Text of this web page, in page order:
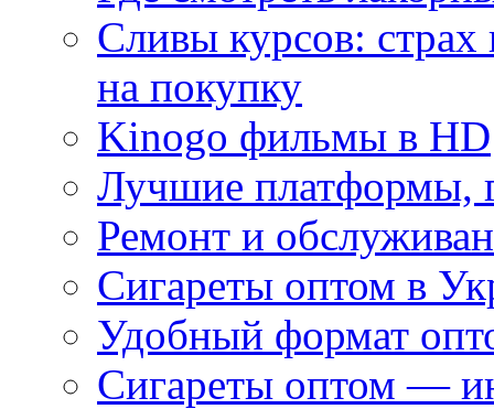
Сливы курсов:
на покупку
Kinogo фильмы в HD
Лучшие платформы,
Ремонт и
Сигареты оптом в
Удобный формат
Сигареты оптом —